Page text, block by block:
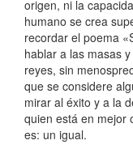
origen, ni la
humano se crea
recordar el poema
hablar a las masas
reyes, sin
que se considere
mirar al éxito y a la
quien está en mejor
es: un igual.